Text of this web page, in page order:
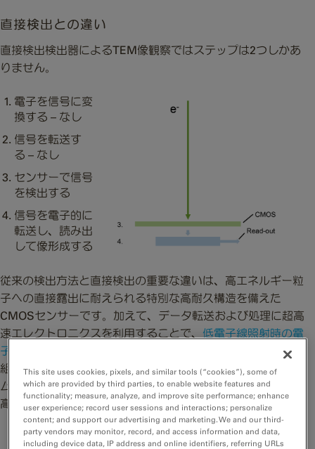
直接検出との違い
直接検出検出器によるTEM像観察ではステップは2つしかあ
りません。
電子を信号に変
換する – なし
信号を転送す
る – なし
センサーで信号
を検出する
信号を電子的に
転送し、読み出
して像形成する
従来の検出方法と直接検出の重要な違いは、高エネルギー粒
子への直接露出に耐えられる特別な高耐久構造を備えた
CMOSセンサーです。加えて、データ転送および処理に超高
速エレクトロニクスを利用することで、 低電子線照射時の電
子カウンティングと超解像観察
が達成されました。これらを
組み合わせることによって、毎秒400フレーム(fps)のフレー
ムレート(4k x 4kピクセル時)がリアルタイムで処理され、最
高の結果が得られるようになりました。
This site uses cookies, pixels, and similar tools (“cookies”), some of
which are provided by third parties, to enable website features and
functionality; measure, analyze, and improve site performance; enhance
user experience; record user sessions and interactions; personalize
content; and support our advertising and marketing. We and our third-
party vendors may monitor, record, and access information and data,
including device data, IP address and online identifiers, referring URLs